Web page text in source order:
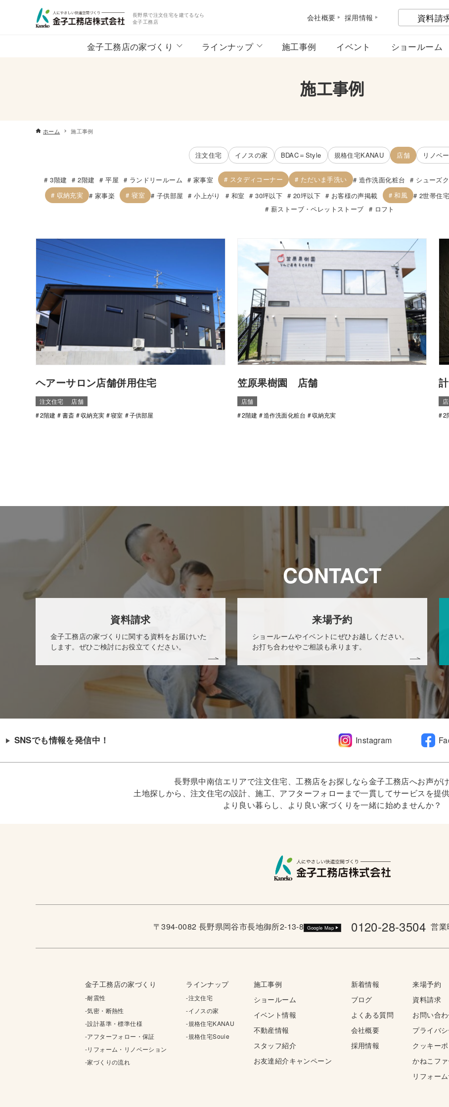
長野県で注文住宅を建てるなら
金子工務店
会社概要 採用情報 資料請
金子工務店の家づくり ラインナップ 施工事例 イベント ショールーム
施工事例
ホーム 施工事例
注文住宅 イノスの家 BDAC＝Style 規格住宅KANAU 店舗 リノベ
3階建 2階建 平屋 ランドリールーム 家事室 スタディコーナー ただいま手洗い 造作洗面化粧台 シューズ
収納充実
家事楽 寝室 子供部屋 小上がり 和室 30坪以下 20坪以下 お客様の声掲載 和風 2世帯住宅
薪ストーブ・ペレットストーブ
ロフト
ヘアーサロン店舗併用住宅
注文住宅
店舗
2階建
書斎 収納充実 寝室 子供部屋
笠原果樹園 店舗
店舗
2階建
造作洗面化粧台 収納充実
2
CONTACT
資料請求
金子工務店の家づくりに関する資料をお届けいた
します。ぜひご検討にお役立てください。
来場予約
ショールームやイベントにぜひお越しください。
お打ち合わせやご相談も承ります。
SNSでも情報を発信中！ Instagram
長野県中南信エリアで注文住宅、工務店をお探しなら金子工務店へお声がけ
土地探しから、注文住宅の設計、施工、アフターフォローまで一貫してサービスを提
より良い暮らし、より良い家づくりを一緒に始めませんか？
〒394-0082 長野県岡谷市長地御所2-13-8 Google Map 0120-28-3504 営
金子工務店の家づくり
-耐震性
-気密・断熱性
-設計基準・標準仕様
-アフターフォロー・保証
-リフォーム・リノベーション
-家づくりの流れ
ラインナップ
-注文住宅
-イノスの家
-規格住宅KANAU
-規格住宅Souie
施工事例
ショールーム
イベント情報
不動産情報
スタッフ紹介
お友達紹介キャンペーン
新着情報
ブログ
よくある質問
会社概要
採用情報
来場予約
資料請求
お問い合
プライバ
クッキー
かねこフ
リフォー